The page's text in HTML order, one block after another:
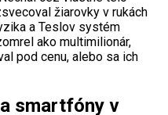
žiarovky v rukách
a Teslov systém
ako multimilionár,
pod cenu, alebo sa ich
smartfóny v